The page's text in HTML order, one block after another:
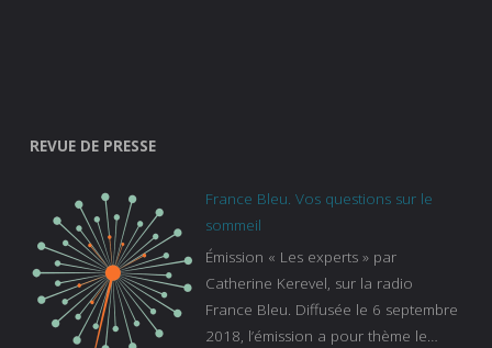
REVUE DE PRESSE
France Bleu. Vos questions sur le
sommeil
Émission « Les experts » par
Catherine Kerevel, sur la radio
France Bleu. Diffusée le 6 septembre
2018, l’émission a pour thème le